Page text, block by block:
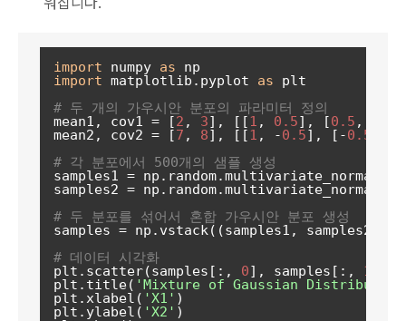
import numpy as
import matplotlib.pyplot as plt
# 두 개의 가우시안 분포의 파라미터 정의
mean1, cov1 = [2 , 3], [[1 , 0.5], [0.5 ,
mean2, cov2 = [7 , 8], [[1 , -0.5], [-0.5
# 각 분포에서 500개의 샘플 생성
samples1 =
samples2 =
# 두 분포를 섞어서 혼합 가우시안 분포 생성
samples = np.vstack((samples1, samples2))
# 데이터 시각화
plt.scatter(samples[:, 0], samples[:, 1
plt.title( 'Mixture of Gaussian
plt.xlabel( 'X1' )
plt.ylabel( 'X2' )